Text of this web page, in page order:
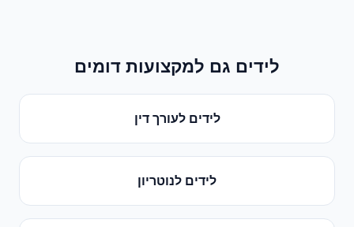
לידים גם למקצועות דומים
לידים לעורך דין
לידים לנוטריון